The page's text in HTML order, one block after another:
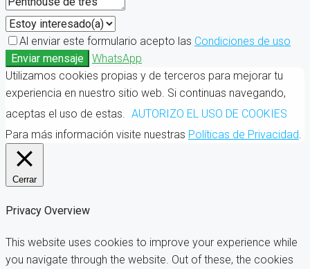
Al enviar este formulario acepto las Condiciones de uso
Enviar mensaje
WhatsApp
Utilizamos cookies propias y de terceros para mejorar tu
experiencia en nuestro sitio web. Si continuas navegando,
aceptas el uso de estas. AUTORIZO EL USO DE COOKIES
Para más información visite nuestras Políticas de Privacidad.
Cerrar
Privacy Overview
This website uses cookies to improve your experience while
you navigate through the website. Out of these, the cookies